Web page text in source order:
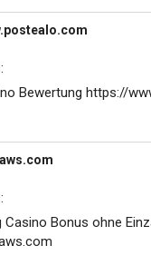
Bewertung https://
Bonus ohne